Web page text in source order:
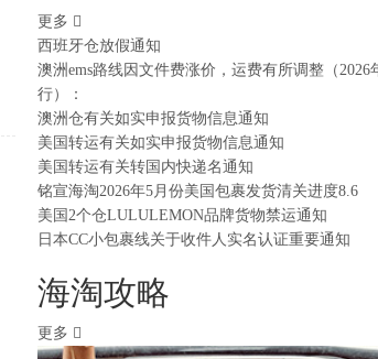
更多
西班牙仓放假通知
澳洲ems路线因文件费涨价，运费有所调整（2026
行）：
澳洲仓有关如实申报货物信息通知
美国转运有关如实申报货物信息通知
美国转运有关转国内快递名通知
铭宣海淘2026年5月份美国包裹发货清关进度8.6
美国2个仓LULULEMON品牌货物禁运通知
日本CC小包裹线关于收件人实名认证重要通知
海淘攻略
更多